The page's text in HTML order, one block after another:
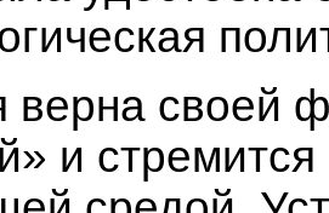
верна своей
и